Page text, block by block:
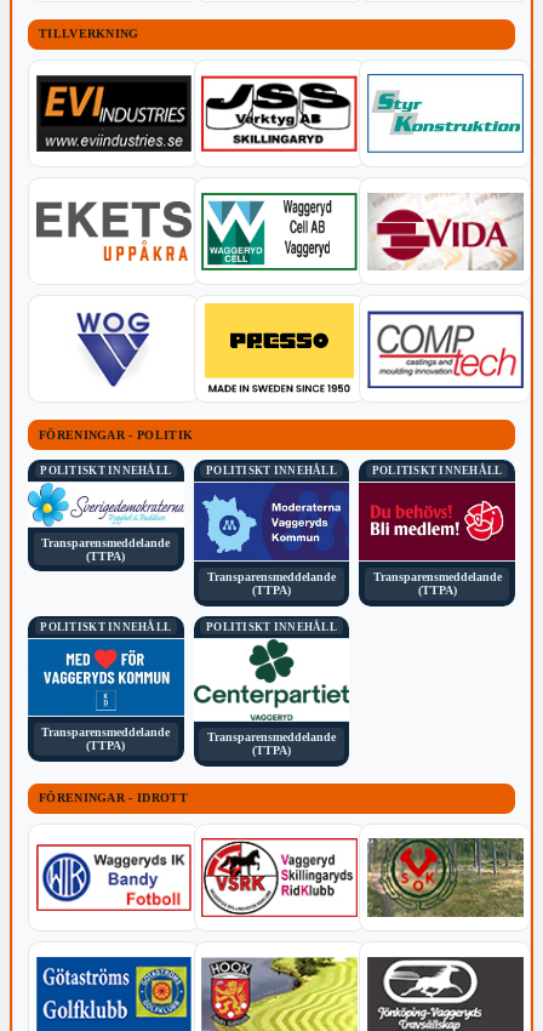
TILLVERKNING
FÖRENINGAR - POLITIK
POLITISKT INNEHÅLL
Transparensmeddelande
(TTPA)
POLITISKT INNEHÅLL
Transparensmeddelande
(TTPA)
POLITISKT INNEHÅLL
Transparensmeddelande
(TTPA)
POLITISKT INNEHÅLL
Transparensmeddelande
(TTPA)
POLITISKT INNEHÅLL
Transparensmeddelande
(TTPA)
FÖRENINGAR - IDROTT